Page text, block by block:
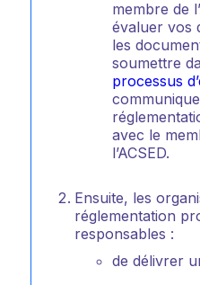
membre de
évaluer vos
les
soumettre
processus
avec le
l’ACSED.
Ensuite, les
réglementation
responsables :
de délivrer